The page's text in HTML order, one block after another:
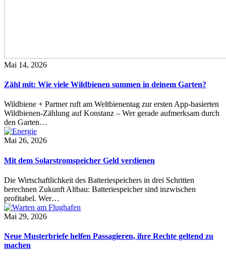
Mai 14, 2026
Zähl mit: Wie viele Wildbienen summen in deinem Garten?
Wildbiene + Partner ruft am Weltbienentag zur ersten App-basierten
Wildbienen-Zählung auf Konstanz – Wer gerade aufmerksam durch
den Garten…
Mai 26, 2026
Mit dem Solarstromspeicher Geld verdienen
Die Wirtschaftlichkeit des Batteriespeichers in drei Schritten
berechnen Zukunft Altbau: Batteriespeicher sind inzwischen
profitabel. Wer…
Mai 29, 2026
Neue Musterbriefe helfen Passagieren, ihre Rechte geltend zu
machen